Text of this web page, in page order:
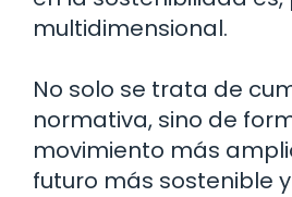
multidimensional.
No solo se trata de
normativa, sino de
movimiento más
futuro más sostenible